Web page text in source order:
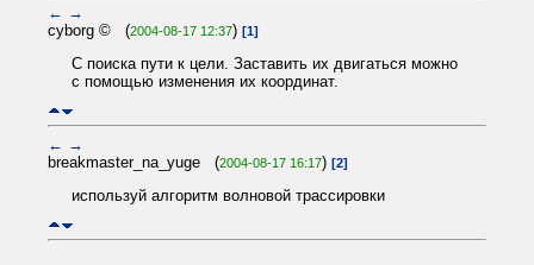
← →
cyborg © (2004-08-17 12:37) [1]
С поиска пути к цели. Заставить их двигаться можно
с помощью изменения их координат.
← →
breakmaster_na_yuge (2004-08-17 16:17) [2]
используй алгоритм волновой трассировки